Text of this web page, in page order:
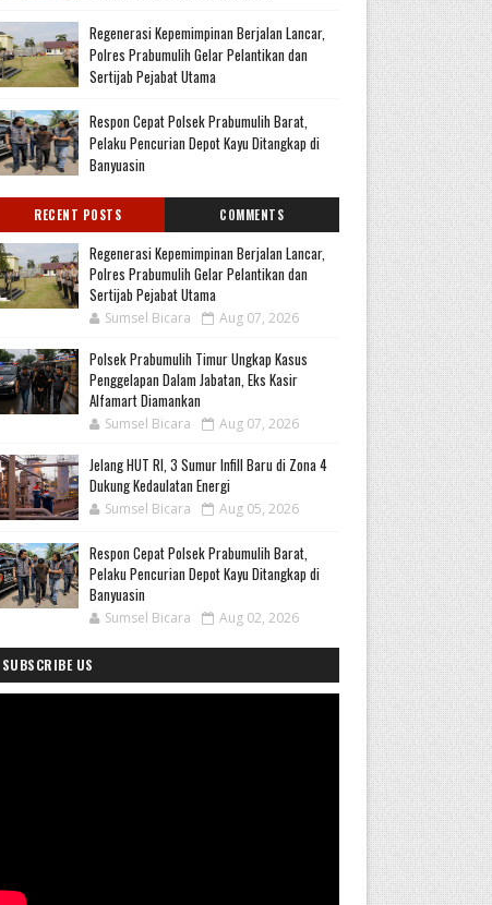
Regenerasi Kepemimpinan Berjalan Lancar,
Polres Prabumulih Gelar Pelantikan dan
Sertijab Pejabat Utama
Respon Cepat Polsek Prabumulih Barat,
Pelaku Pencurian Depot Kayu Ditangkap di
Banyuasin
RECENT POSTS COMMENTS
Regenerasi Kepemimpinan Berjalan Lancar,
Polres Prabumulih Gelar Pelantikan dan
Sertijab Pejabat Utama
Sumsel Bicara Aug 07, 2026
Polsek Prabumulih Timur Ungkap Kasus
Penggelapan Dalam Jabatan, Eks Kasir
Alfamart Diamankan
Sumsel Bicara Aug 07, 2026
Jelang HUT RI, 3 Sumur Infill Baru di Zona 4
Dukung Kedaulatan Energi
Sumsel Bicara Aug 05, 2026
Respon Cepat Polsek Prabumulih Barat,
Pelaku Pencurian Depot Kayu Ditangkap di
Banyuasin
Sumsel Bicara Aug 02, 2026
SUBSCRIBE US